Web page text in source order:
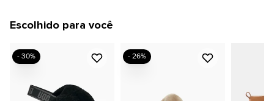
Escolhido para você
- 30% - 26%